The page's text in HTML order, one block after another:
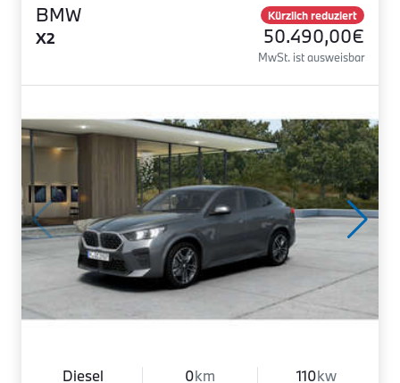
BMW
X2
Kürzlich reduziert
50.490,00€
MwSt. ist ausweisbar
Diesel 0km 110kw